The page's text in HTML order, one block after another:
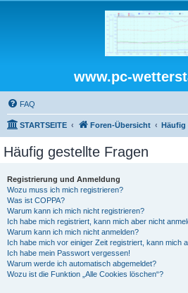
www.pc-
FAQ
STARTSEITE Foren-Übersicht Häufig
Häufig gestellte Fragen
Registrierung und Anmeldung
Wozu muss ich mich registrieren?
Was ist COPPA?
Warum kann ich mich nicht registrieren?
Ich habe mich registriert, kann mich aber nicht
Warum kann ich mich nicht anmelden?
Ich habe mich vor einiger Zeit registriert, kann mich
Ich habe mein Passwort vergessen!
Warum werde ich automatisch abgemeldet?
Wozu ist die Funktion „Alle Cookies löschen“?